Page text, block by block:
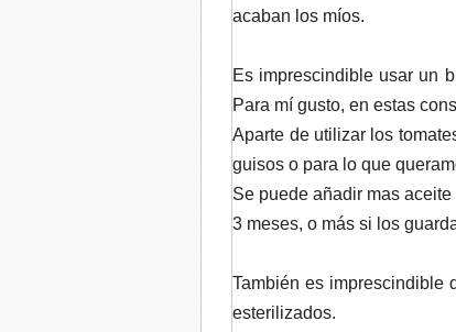
acaban los míos.
Es imprescindible usar un
Para mí gusto, en estas
Aparte de utilizar los
guisos o para lo que
Se puede añadir mas
3 meses, o más si los
También es imprescindible
esterilizados.